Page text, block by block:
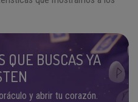
QUE BUSCAS YA
y abrir tu corazón.